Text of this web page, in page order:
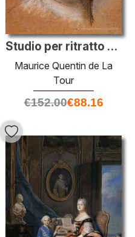
Studio per ritratto di donna sconosciuta
Maurice Quentin de La
Tour
€152.00€88.16